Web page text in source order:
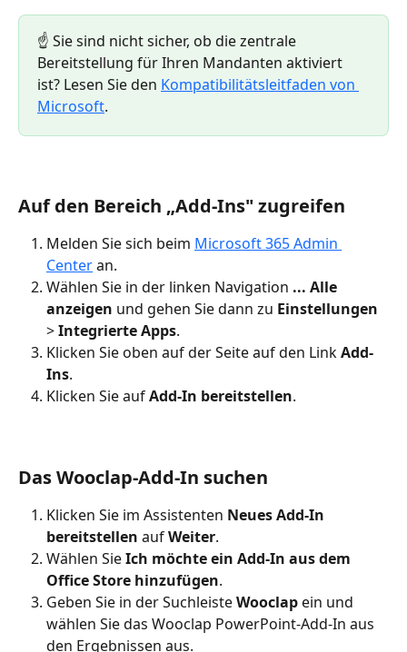
☝️ Sie sind nicht sicher, ob die zentrale
Bereitstellung für Ihren Mandanten aktiviert
ist? Lesen Sie den Kompatibilitätsleitfaden von
Microsoft.
Auf den Bereich „Add-Ins" zugreifen
Melden Sie sich beim Microsoft 365 Admin
Center an.
Wählen Sie in der linken Navigation ... Alle
anzeigen und gehen Sie dann zu Einstellungen
> Integrierte Apps.
Klicken Sie oben auf der Seite auf den Link Add-
Ins.
Klicken Sie auf Add-In bereitstellen.
Das Wooclap-Add-In suchen
Klicken Sie im Assistenten Neues Add-In
bereitstellen auf Weiter.
Wählen Sie Ich möchte ein Add-In aus dem
Office Store hinzufügen.
Geben Sie in der Suchleiste Wooclap ein und
wählen Sie das Wooclap PowerPoint-Add-In aus
den Ergebnissen aus.